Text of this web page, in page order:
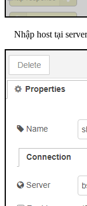
Nhập host tại